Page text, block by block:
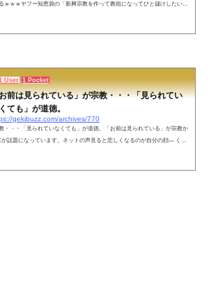
ｗｗｗヤフー知恵袋の「新興宗教を作って教祖になってひと儲けしたいの
User 1 Pocket
前は見られている」が宗教・・・「見られてい
ても」が道徳。
gekibuzz.com/archives/770
・・・「見られていなくても」が道徳。「お前は見られている」が宗教か
が話題になっています。ネットの声見ると悲しくなるのが自分の顔— くり